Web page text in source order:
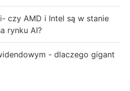
czy AMD i Intel są w stanie
rynku AI?
- dlaczego gigant